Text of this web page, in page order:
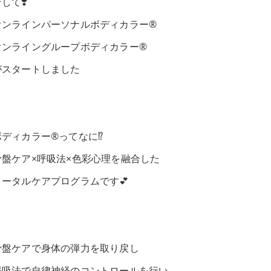
ラインパーソナルボディカラー®️
ライングループボディカラー®️
タートしました
ィカラー®️ってなに⁉️
ケア×呼吸法×色彩心理を融合した
タルケアプログラムです💕
ケアで身体の弾力を取り戻し